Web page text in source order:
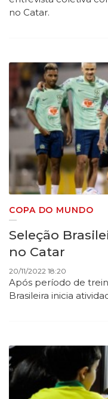
no Catar.
COPA DO MUNDO
Seleção
no Catar
20/11/2022 18:20
Após período de
Brasileira inicia